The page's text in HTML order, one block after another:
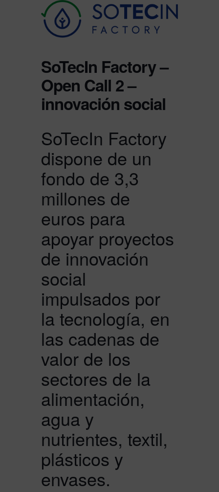
SoTecIn Factory –
Open Call 2 –
innovación social
SoTecIn Factory
dispone de un
fondo de 3,3
millones de
euros para
apoyar proyectos
de innovación
social
impulsados por
la tecnología, en
las cadenas de
valor de los
sectores de la
alimentación,
agua y
nutrientes, textil,
plásticos y
envases.